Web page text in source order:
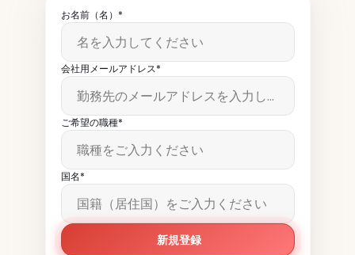
お名前（名）*
会社用メールアドレス*
ご希望の職種*
国名*
新規登録